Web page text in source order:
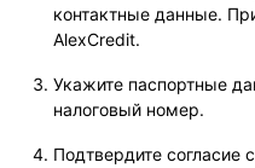
контактные данные.
AlexCredit.
Укажите паспортные
налоговый номер.
Подтвердите